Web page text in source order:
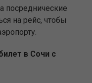
посреднические
на рейс, чтобы
в Сочи с